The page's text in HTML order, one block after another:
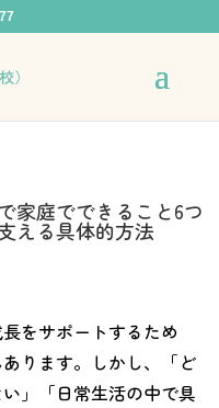
家庭でできること6つ
える具体的方法
をサポートするため
ります。しかし、「ど
」「日常生活の中で具